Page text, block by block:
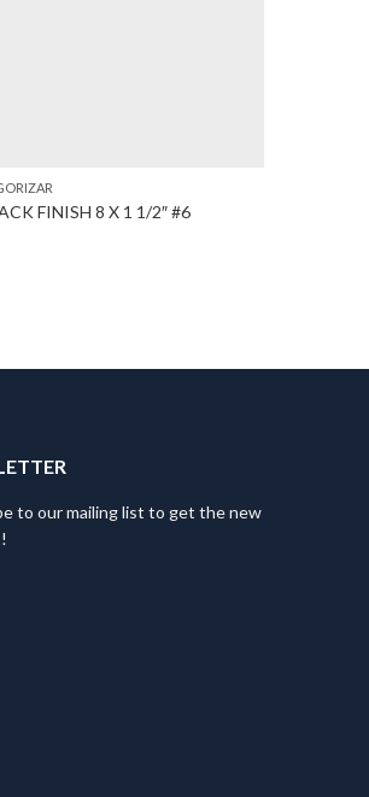
FINISH 8 X 1 1/2″ #6
to our mailing list to get the new